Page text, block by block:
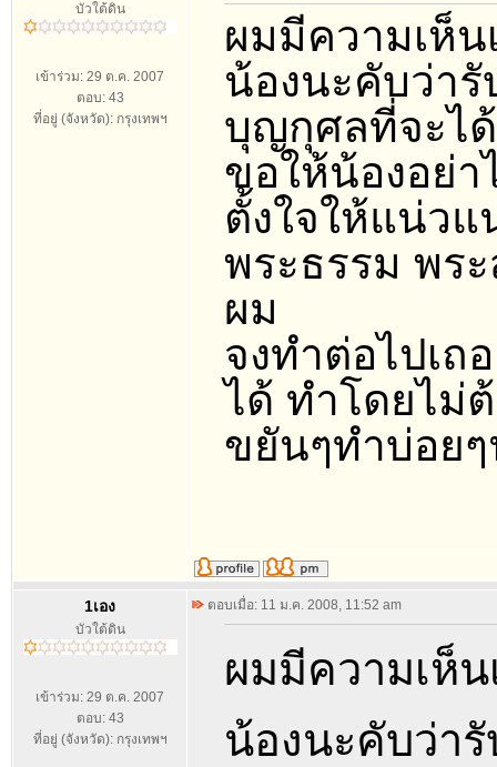
บัวใต้ดิน
เข้าร่วม: 29 ต.ค. 2007
ตอบ: 43
ที่อยู่ (จังหวัด): กรุงเทพฯ
ผมมีความเห็
น้องนะคับว่า
บุญกุศลที่จะไ
ขอให้น้องอย่า
ตั้งใจให้แน่ว
พระธรรม พร
ผม
จงทำต่อไปเถ
ได้ ทำโดยไม่
ขยันๆทำบ่อยๆ
1เอง
บัวใต้ดิน
เข้าร่วม: 29 ต.ค. 2007
ตอบ: 43
ที่อยู่ (จังหวัด): กรุงเทพฯ
ตอบเมื่อ: 11 ม.ค. 2008, 11:52 am
ผมมีความเห็
น้องนะคับว่า